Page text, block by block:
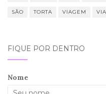
SÃO TORTA VIAGEM
FIQUE POR DENTRO
Nome